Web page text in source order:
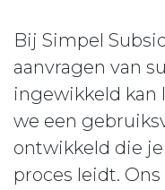
Bij Simpel
aanvragen van
ingewikkeld kan
we een
ontwikkeld die
proces leidt.